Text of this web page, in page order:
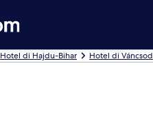
Hotel di Hajdu-Bihar Hotel di Váncsod